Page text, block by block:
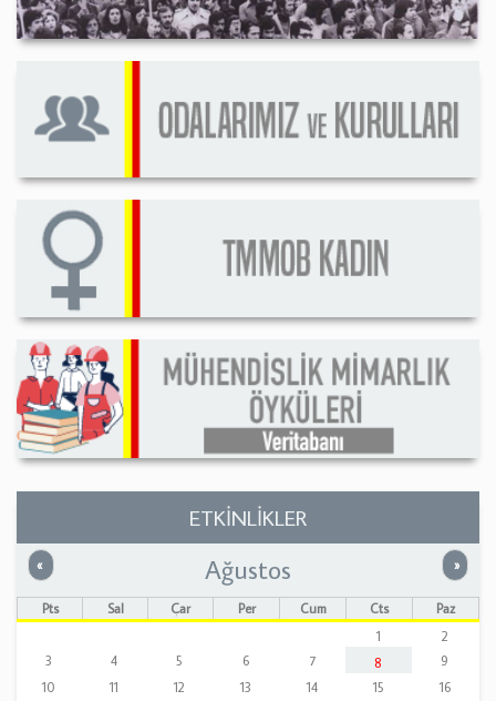
ETKİNLİKLER
« Önceki »
Ağustos
Pts Sal Çar Per Cum Cts
Paz
1
2
3
4 5 6 7 8
9
10
11 12 13 14 15
16